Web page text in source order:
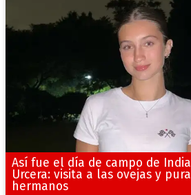
Así fue el día de campo de
Urcera: visita a las ovejas y
hermanos